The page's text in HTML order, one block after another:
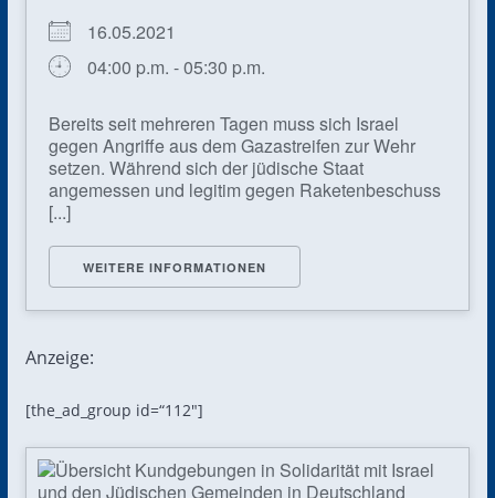
16.05.2021
04:00 p.m. - 05:30 p.m.
Bereits seit mehreren Tagen muss sich Israel
gegen Angriffe aus dem Gazastreifen zur Wehr
setzen. Während sich der jüdische Staat
angemessen und legitim gegen Raketenbeschuss
[...]
WEITERE INFORMATIONEN
Anzeige:
[the_ad_group id=“112″]